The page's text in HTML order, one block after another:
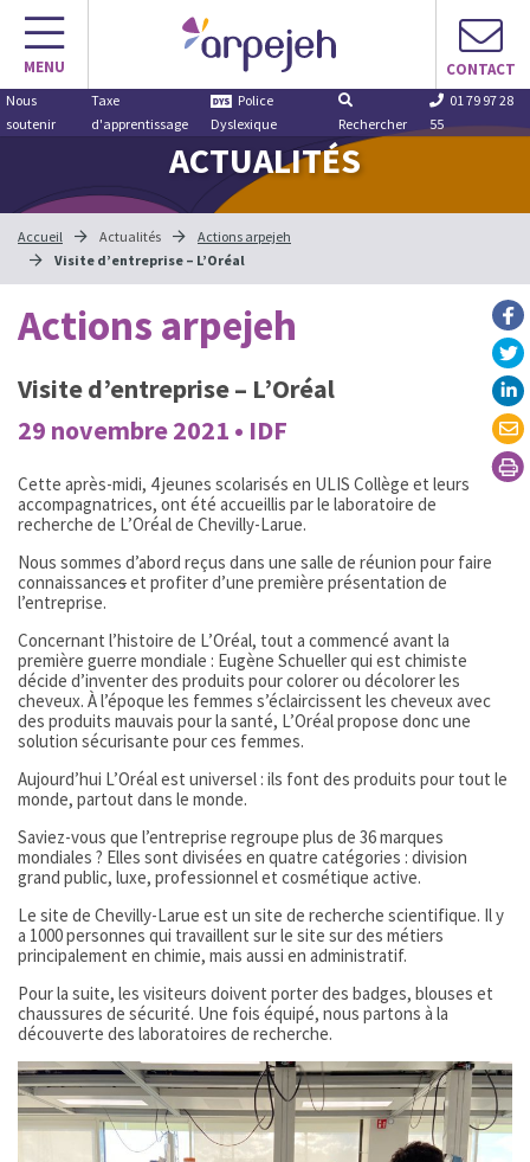
Aller
contenu
MENU CONTACT
Nous
soutenir
Taxe
d'apprentissage
Police
Dyslexique
Rechercher
01 79 97 28
55
ACTUALITÉS
Accueil Actualités
Actions arpejeh
Visite d’entreprise – L’Oréal
Actions arpejeh
Visite d’entreprise – L’Oréal
29 novembre 2021 • IDF
Cette après-midi, 4 jeunes scolarisés en ULIS Collège et leurs
accompagnatrices, ont été accueillis par le laboratoire de
recherche de L’Oréal de Chevilly-Larue.
Nous sommes d’abord reçus dans une salle de réunion pour faire
connaissanceset profiter d’une première présentation de
l’entreprise.
Concernant l’histoire de L’Oréal, tout a commencé avant la
première guerre mondiale : Eugène Schueller qui est chimiste
décide d’inventer des produits pour colorer ou décolorer les
cheveux. À l’époque les femmes s’éclaircissent les cheveux avec
des produits mauvais pour la santé, L’Oréal propose donc une
solution sécurisante pour ces femmes.
Aujourd’hui L’Oréal est universel : ils font des produits pour tout le
monde, partout dans le monde.
Saviez-vous que l’entreprise regroupe plus de 36 marques
mondiales ? Elles sont divisées en quatre catégories : division
grand public, luxe, professionnel et cosmétique active.
Le site de Chevilly-Larue est un site de recherche scientifique. Il y
a 1000 personnes qui travaillent sur le site sur des métiers
principalement en chimie, mais aussi en administratif.
Pour la suite, les visiteurs doivent porter des badges, blouses et
chaussures de sécurité. Une fois équipé, nous partons à la
découverte des laboratoires de recherche.